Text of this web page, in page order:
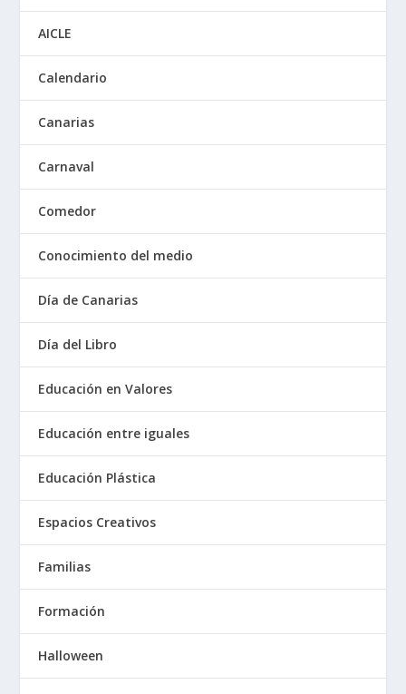
AICLE
Calendario
Canarias
Carnaval
Comedor
Conocimiento del medio
Día de Canarias
Día del Libro
Educación en Valores
Educación entre iguales
Educación Plástica
Espacios Creativos
Familias
Formación
Halloween